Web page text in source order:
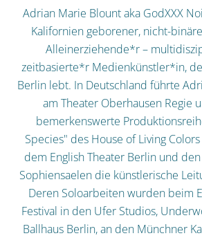
Adrian Marie Blount aka GodXXX
Kalifornien geborener, nicht-
Alleinerziehende*r –
zeitbasierte*r Medienkünstler*in,
Berlin lebt. In Deutschland führte
am Theater Oberhausen Regie
bemerkenswerte
Species" des House of Living
dem English Theater Berlin und
Sophiensaelen die künstlerische
Deren Soloarbeiten wurden beim
Festival in den Ufer Studios,
Ballhaus Berlin, an den Münchner